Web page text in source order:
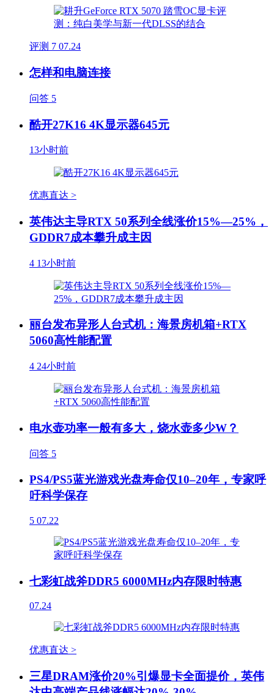
评测 7 07.24
怎样和电脑连接
问答 5
酷开27K16 4K显示器645元
13小时前
优惠直达 >
英伟达主导RTX 50系列全线涨价15%—25%，
GDDR7成本攀升成主因
4 13小时前
丽台发布异形人台式机：海景房机箱+RTX
5060高性能配置
4 24小时前
电水壶功率一般有多大，烧水壶多少W？
问答 5
PS4/PS5蓝光游戏光盘寿命仅10–20年，专家呼
吁科学保存
5 07.22
七彩虹战斧DDR5 6000MHz内存限时特惠
07.24
优惠直达 >
三星DRAM涨价20%引爆显卡全面提价，英伟